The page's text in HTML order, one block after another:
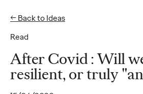
Read
← Back to Ideas
After Covid : Will
resilient, or truly
Ideas